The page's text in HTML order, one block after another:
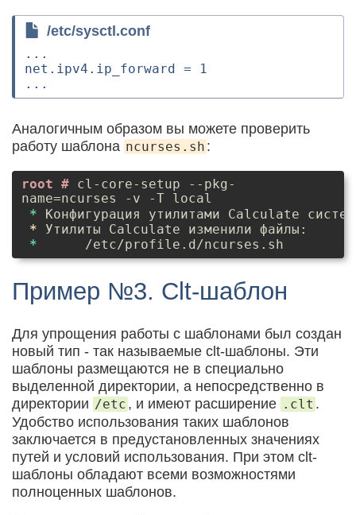
/etc/sysctl.conf
...
net.ipv4.ip_forward = 1
Аналогичным образом вы можете проверить
работу шаблона ncurses.sh :
cl-core-setup --pkg-
name=ncurses -v -T local
* Конфигурация утилитами Calculate
* Утилиты Calculate изменили файлы:
*
      /etc/profile.d/ncurses.sh
Пример №3. Clt-шаблон
Для упрощения работы с шаблонами был создан
новый тип - так называемые clt-шаблоны. Эти
шаблоны размещаются не в специально
выделенной директории, а непосредственно в
директории /etc , и имеют расширение .clt .
Удобство использования таких шаблонов
заключается в предустановленных значениях
путей и условий использования. При этом clt-
шаблоны обладают всеми возможностями
полноценных шаблонов.